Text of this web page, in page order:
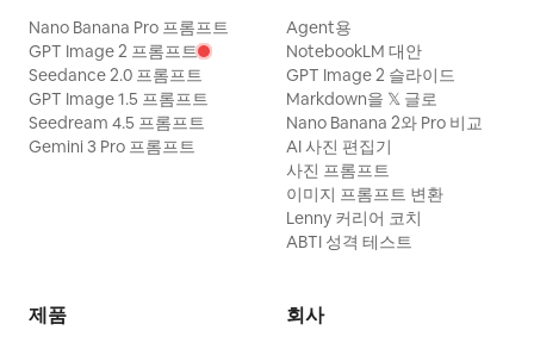
Nano Banana Pro 프롬프트
GPT Image 2 프롬프트
Seedance 2.0 프롬프트
GPT Image 1.5 프롬프트
Seedream 4.5 프롬프트
Gemini 3 Pro 프롬프트
Agent용
NotebookLM 대안
GPT Image 2 슬라이드
Markdown을 𝕏 글로
Nano Banana 2와 Pro 비교
AI 사진 편집기
사진 프롬프트
이미지 프롬프트 변환
Lenny 커리어 코치
ABTI 성격 테스트
제품 회사